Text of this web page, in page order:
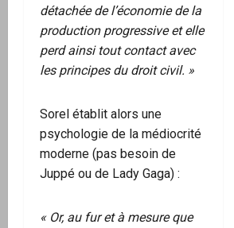
détachée de l’économie de la
production progressive et elle
perd ainsi tout contact avec
les principes du droit civil. »
Sorel établit alors une
psychologie de la médiocrité
moderne (pas besoin de
Juppé ou de Lady Gaga) :
« Or, au fur et à mesure que